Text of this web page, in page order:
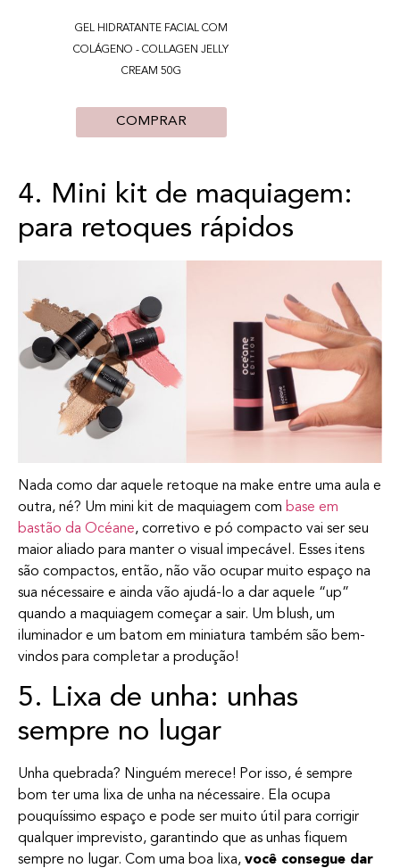
GEL HIDRATANTE FACIAL COM
COLÁGENO - COLLAGEN JELLY
CREAM 50G
COMPRAR
4. Mini kit de maquiagem:
para retoques rápidos
Nada como dar aquele retoque na make entre uma aula e
outra, né? Um mini kit de maquiagem com base em
bastão da Océane, corretivo e pó compacto vai ser seu
maior aliado para manter o visual impecável. Esses itens
são compactos, então, não vão ocupar muito espaço na
sua nécessaire e ainda vão ajudá-lo a dar aquele “up”
quando a maquiagem começar a sair. Um blush, um
iluminador e um batom em miniatura também são bem-
vindos para completar a produção!
5. Lixa de unha: unhas
sempre no lugar
Unha quebrada? Ninguém merece! Por isso, é sempre
bom ter uma lixa de unha na nécessaire. Ela ocupa
pouquíssimo espaço e pode ser muito útil para corrigir
qualquer imprevisto, garantindo que as unhas fiquem
sempre no lugar. Com uma boa lixa, você consegue dar